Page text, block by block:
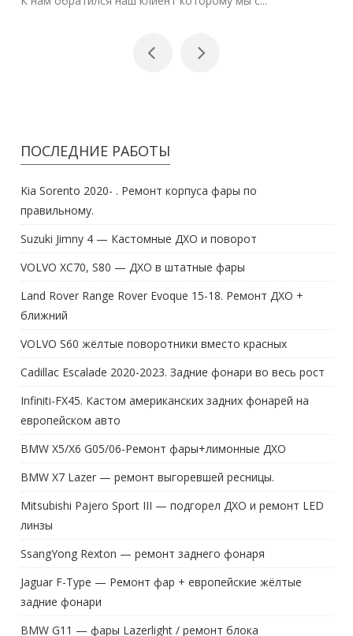
правильному.
Suzuki Jimny 4 — Кастомные ДХО и поворот
VOLVO XC70, S80 — ДХО в штатные фары
Land Rover Range Rover Evoque 15-18. Ремонт ДХО +
ближний
VOLVO S60 жёлтые поворотники вместо красных
Cadillac Escalade 2020-2023. Задние фонари во весь рост
Infiniti-FX45. Кастом американских задних фонарей на
европейском авто
BMW X5/X6 G05/06-Ремонт фары+лимонные ДХО
BMW X7 Lazer — ремонт выгоревшей ресницы.
Mitsubishi Pajero Sport III — подгорел ДХО и ремонт LED
линзы
SsangYong Rexton — ремонт заднего фонаря
Jaguar F-Type — Ремонт фар + европейские жёлтые
задние фонари
BMW G11 — фары Lazerlight / ремонт блока